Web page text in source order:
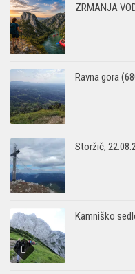
ZRMANJA
Ravna gora
Storžič,
Kamniško